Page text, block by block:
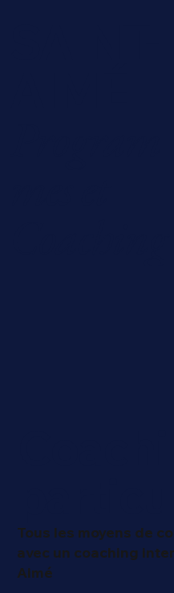
Tous les moyens de
avec un coaching
Aimé